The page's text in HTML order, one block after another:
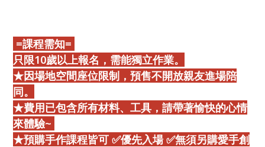
=課程需知=
只限10歲以上報名，需能獨立作業。
★因場地空間座位限制，預售不開放親友進場陪
同。
★費用已包含所有材料、工具，請帶著愉快的心情
來體驗~
★預購手作課程皆可 ✅優先入場 ✅無須另購愛手創